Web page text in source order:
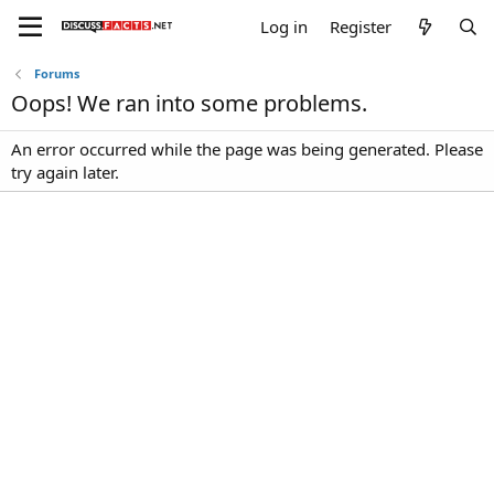
Log in Register
Forums
Oops! We ran into some problems.
An error occurred while the page was being generated. Please
try again later.